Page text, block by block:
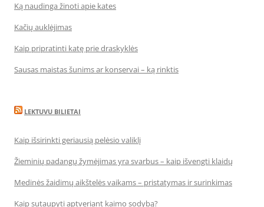
Ką naudinga žinoti apie kates
Kačių auklėjimas
Kaip pripratinti katę prie draskyklės
Sausas maistas šunims ar konservai – ką rinktis
LEKTUVU BILIETAI
Kaip išsirinkti geriausią pelėsio valiklį
Žieminių padangų žymėjimas yra svarbus – kaip išvengti klaidų
Medinės žaidimų aikštelės vaikams – pristatymas ir surinkimas
Kaip sutaupyti aptveriant kaimo sodybą?